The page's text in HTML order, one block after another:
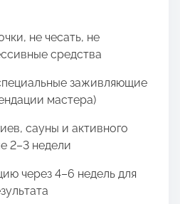
не чесать, не
средства
заживляющие
мастера)
сауны и активного
2–3 недели
через 4–6 недель для